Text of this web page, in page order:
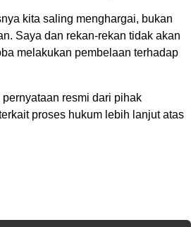
kita saling menghargai, bukan
Saya dan rekan-rekan tidak akan
melakukan pembelaan terhadap
resmi dari pihak
proses hukum lebih lanjut atas